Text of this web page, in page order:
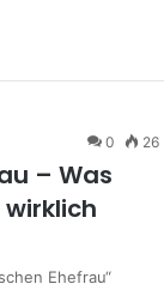
0 26
– Was
Ehefrau“